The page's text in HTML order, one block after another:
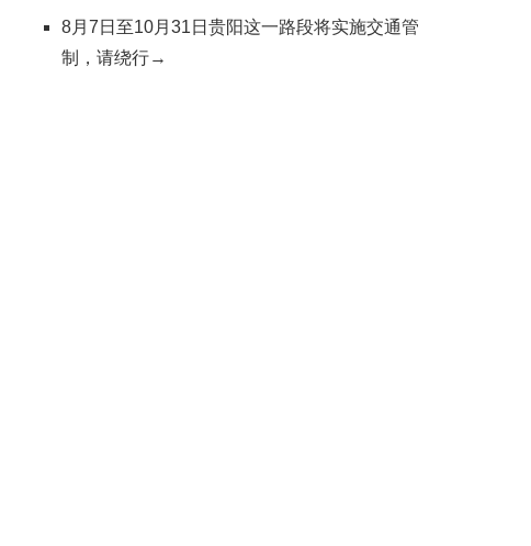
8月7日至10月31日贵阳这一路段将实施交通管
制，请绕行→